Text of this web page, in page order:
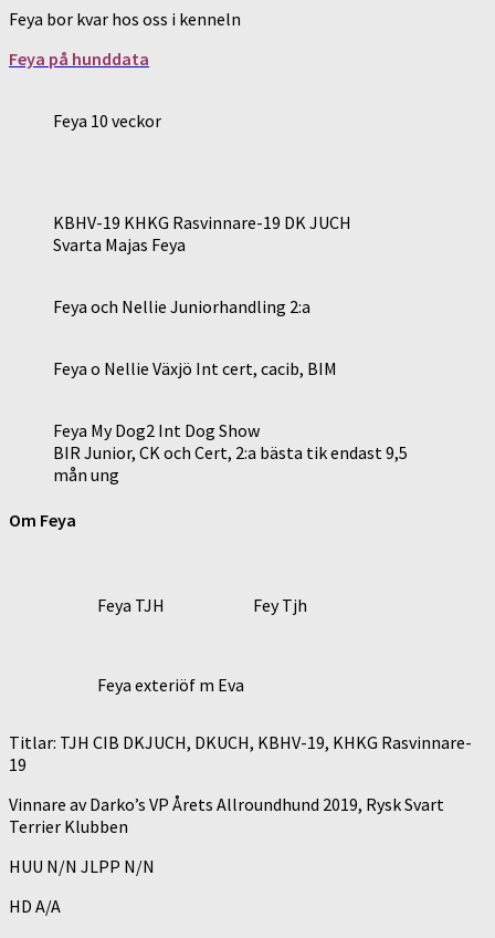
Feya bor kvar hos oss i kenneln
Feya på hunddata
Feya 10 veckor
KBHV-19 KHKG Rasvinnare-19 DK JUCH
Svarta Majas Feya
Feya och Nellie Juniorhandling 2:a
Feya o Nellie Växjö Int cert, cacib, BIM
Feya My Dog2 Int Dog Show
BIR Junior, CK och Cert, 2:a bästa tik endast 9,5
mån ung
Om Feya
Feya TJH Fey Tjh
Feya exteriöf m Eva
Titlar: TJH CIB DKJUCH, DKUCH, KBHV-19, KHKG Rasvinnare-
19
Vinnare av Darko’s VP Årets Allroundhund 2019, Rysk Svart
Terrier Klubben
HUU N/N JLPP N/N
HD A/A